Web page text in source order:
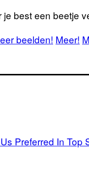
best een beetje
beelden! Meer!
Preferred In Top